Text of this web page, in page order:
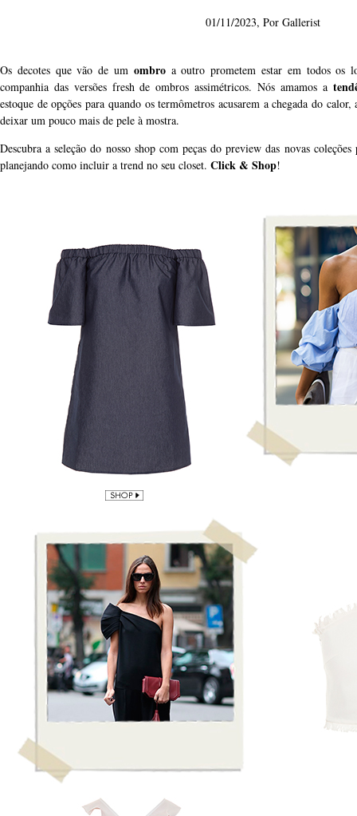
01/11/2023, Por Gallerist
Os decotes que vão de um ombroa outro prometem estar em todos os
companhia das versões fresh de ombros assimétricos. Nós amamos a
estoque de opções para quando os termômetros acusarem a chegada do
deixar um pouco mais de pele à mostra.
Descubra a seleção do nosso shop com peças do preview das novas
planejando como incluir a trend no seu closet. Click & Shop!